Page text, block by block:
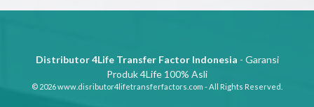
Distributor 4Life Transfer Factor Indonesia - Garansi
Produk 4Life 100% Asli
© 2026 www.disributor4lifetransferfactors.com - All Rights Reserved.